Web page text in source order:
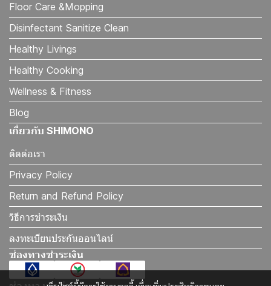
Floor Care &Mopping
Disinfectant Sanitize Clean
Healthy Livings
Healthy Cooking
Wellness & Fitness
Blog
เกี่ยวกับ SHIMONO
ติดต่อเรา
Privacy Policy
Return and Refund Policy
วิธีการชำระเงิน
ลงทะเบียนประกันออนไลน์
ช่องทางชำระเงิน